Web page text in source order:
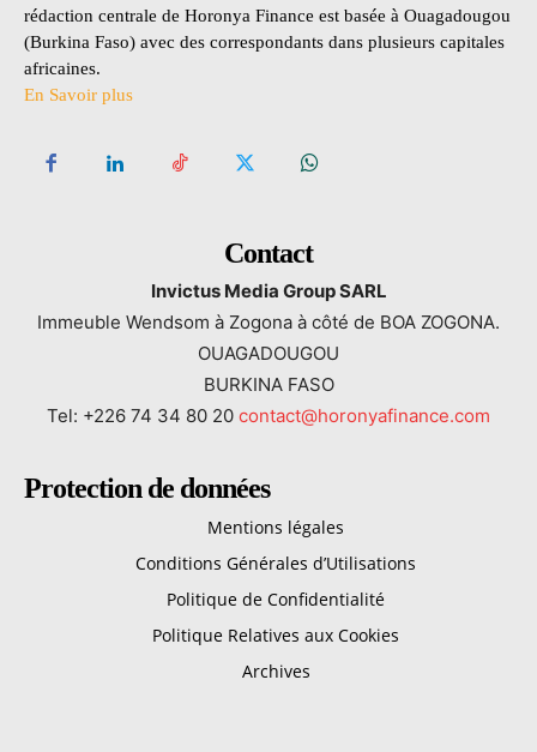
rédaction centrale de Horonya Finance est basée à Ouagadougou
(Burkina Faso) avec des correspondants dans plusieurs capitales
africaines.
En Savoir plus
Contact
Invictus Media Group SARL
Immeuble Wendsom à Zogona à côté de BOA ZOGONA.
OUAGADOUGOU
BURKINA FASO
Tel: +226 74 34 80 20 contact@horonyafinance.com
Protection de données
Mentions légales
Conditions Générales d’Utilisations
Politique de Confidentialité
Politique Relatives aux Cookies
Archives